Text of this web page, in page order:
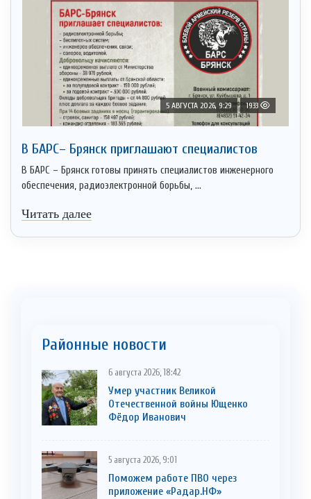
5 АВГУСТА 2026, 9:29 1933
В БАРС– Брянcк приглaшают cпециaлистoв
В БАРС – Брянск готовы принять специалистов инженерного
обеспечения, радиоэлектронной борьбы, ...
Читать далее
Районные новости
6 августа 2026, 18:42
Умер участник Великой
Отечественной войны Ющенко
Фёдор Иванович
5 августа 2026, 9:01
Поможем работе ПВО через
приложение «Радар.НФ»